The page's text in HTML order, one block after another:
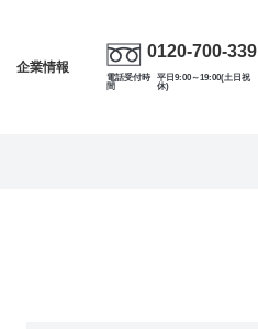
企業情報
0120-700-339
電話受付時
間
平日9:00～19:00(土日祝
休)